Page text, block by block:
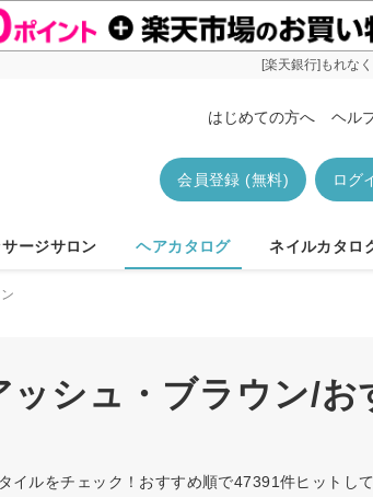
[楽天銀行]もれな
はじめての方へ ヘル
ログ
会員登録 (無料)
ージサロン ヘアカタログ ネイルカタロ
シュ・ブラウン/お
イルをチェック！おすすめ順で47391件ヒットし